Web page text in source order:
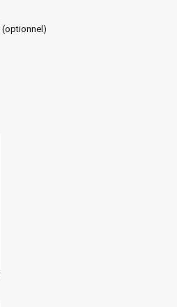
(optionnel)